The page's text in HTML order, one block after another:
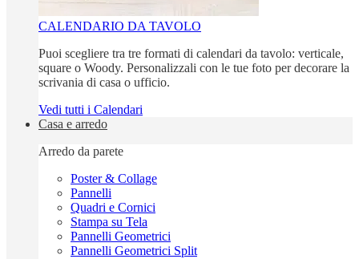
CALENDARIO DA TAVOLO
Puoi scegliere tra tre formati di calendari da tavolo: verticale,
square o Woody. Personalizzali con le tue foto per decorare la
scrivania di casa o ufficio.
Vedi tutti i Calendari
Casa e arredo
Arredo da parete
Poster & Collage
Pannelli
Quadri e Cornici
Stampa su Tela
Pannelli Geometrici
Pannelli Geometrici Split